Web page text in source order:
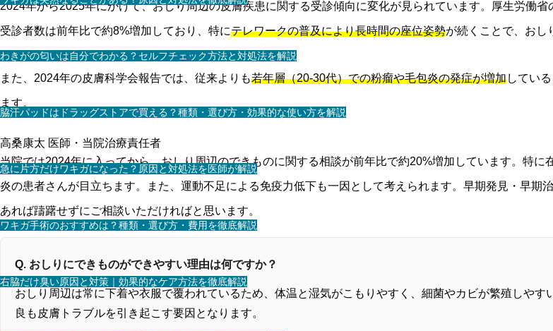
わきがの匂いは自分でわかる？セルフチェック方法と対処法を解説
脇汗パッドはドラッグストアで買える？種類・選び方・効果的な使い方を解説
急に片方だけワキガになった？原因と対処法を医師が解説
ワキガ手術のおすすめは？種類・選び方・費用を徹底解説
右脇だけ臭い原因と対策｜効果的なケア方法を徹底解説
2024年から2025年にかけて、おしり周辺の皮膚疾患に関する受診傾向に変化が見られています。厚生労働
受診者数は前年比で約8%増加しており、特にテレワークの普及により長時間の座位姿勢が続くことで、おし
また、2024年の皮膚科学会報告では、従来よりも若年層（20-30代）での粉瘤や毛包炎の発症が増加してい
ます。
高桑康太 医師・当院治療責任者
当院では2024年に入ってから、おしり周辺のできものに関する相談が前年比で約20%増加しています。特
炎の患者さんが目立ちます。また、運動不足による免疫力低下も一因として考えられます。早期発見・早
あれば躊躇せずにご相談いただければと思います。
Q. おしりにできものができやすい理由は何ですか？
おしり周辺は常に下着や衣服で覆われているため、体温と湿気がこもりやすく、細菌やカビが繁殖しや
良も皮膚トラブルを引き起こす要因となります。